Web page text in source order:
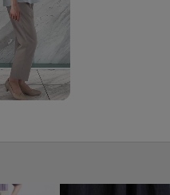
て見える場合があります。ま
により、若干製品と画像のカラー
き、あらかじめご了承の上ご購